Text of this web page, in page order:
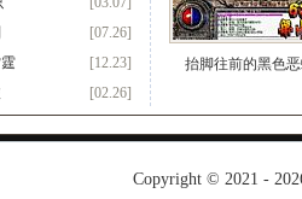
[07.26]
[12.23]
[02.26]
抬脚往前的黑色
Copyright © 2021 -